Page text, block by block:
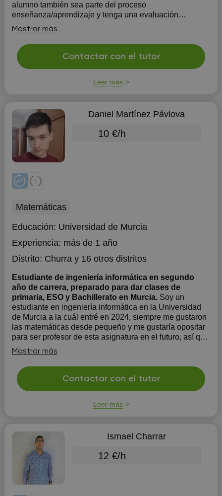
alumno también sea parte del proceso
enseñanza/aprendizaje y tenga una evaluación
continua, que quiere decir que su mejora final sea la
definiti...
Mostrar más
Contactar con el tutor
Leer más
Daniel Martínez Pávlova
10 €/h
Matemáticas
Educación: Universidad de Murcia
Experiencia: más de 1 año
Distrito: Churray 16 otros distritos
Estudiante de ingeniería informática en segundo
año de carrera, preparado para dar clases de
primaria, ESO y Bachillerato en Murcia. Soy un
estudiante en ingeniería informática en la Universidad
de Murcia a la cuál entré en 2024, siempre me gustaron
las matemáticas desde pequeño y me gustaría opositar
para ser profesor de esta asignatura en el futuro, así que
me gusta prepararme y tener experiencia dando clases
mientras lo compag...
Mostrar más
Contactar con el tutor
Leer más
Ismael Charrar
12 €/h